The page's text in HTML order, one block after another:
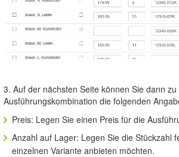
3. Auf der nächsten Seite können Sie dann
Ausführungskombination die folgenden
Preis: Legen Sie einen Preis für die
Anzahl auf Lager: Legen Sie die Stückzahl
einzelnen Variante anbieten möchten.